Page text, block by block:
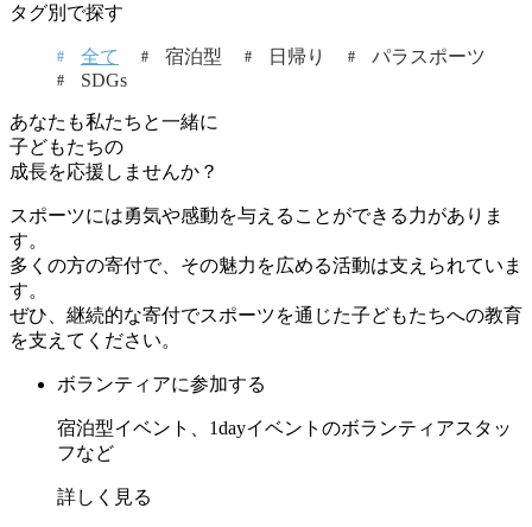
タグ別で探す
全て 宿泊型 日帰り
パラスポーツ
SDGs
あなたも私たちと一緒に
子どもたちの
成長を応援しませんか？
スポーツには勇気や感動を与えることができる力がありま
す。
多くの方の寄付で、その魅力を広める活動は支えられていま
す。
ぜひ、継続的な寄付でスポーツを通じた子どもたちへの教育
を支えてください。
ボランティアに参加する
宿泊型イベント、1dayイベントのボランティアスタッ
フなど
詳しく見る